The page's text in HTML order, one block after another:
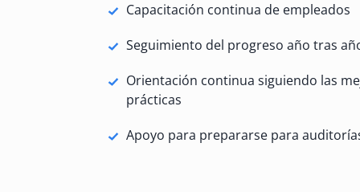
Capacitación continua de empleados
Seguimiento del progreso año tras
Orientación continua siguiendo las
prácticas
Apoyo para prepararse para